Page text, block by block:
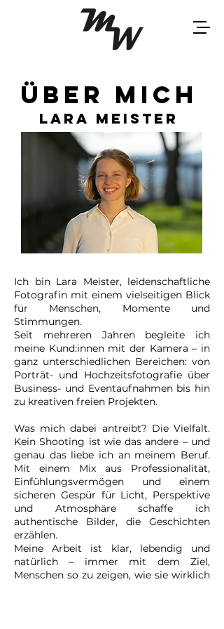
über mich
lara meister
Ich bin Lara Meister, leidenschaftliche
Fotografin mit einem vielseitigen Blick
für Menschen, Momente und
Stimmungen.
Seit mehreren Jahren begleite ich
meine Kund:innen mit der Kamera – in
ganz unterschiedlichen Bereichen: von
Porträt- und Hochzeitsfotografie über
Business- und Eventaufnahmen bis hin
zu kreativen freien Projekten.
Was mich dabei antreibt? Die Vielfalt.
Kein Shooting ist wie das andere – und
genau das liebe ich an meinem Beruf.
Mit einem Mix aus Professionalität,
Einfühlungsvermögen und einem
sicheren Gespür für Licht, Perspektive
und Atmosphäre schaffe ich
authentische Bilder, die Geschichten
erzählen.
Meine Arbeit ist klar, lebendig und
natürlich – immer mit dem Ziel,
Menschen so zu zeigen, wie sie wirklich